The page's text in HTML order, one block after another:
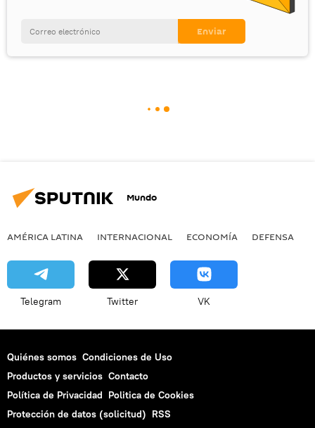
Mundo
AMÉRICA LATINA INTERNACIONAL ECONOMÍA DEFENSA
Telegram Twitter VK
Quiénes somos Condiciones de Uso
Productos y servicios Contacto
Política de Privacidad Politica de Cookies
Protección de datos (solicitud) RSS